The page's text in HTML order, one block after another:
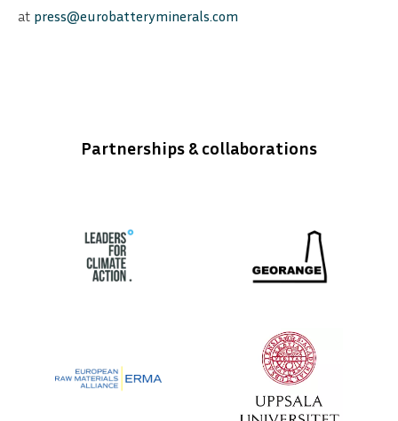
at press@eurobatteryminerals.com
Partnerships & collaborations